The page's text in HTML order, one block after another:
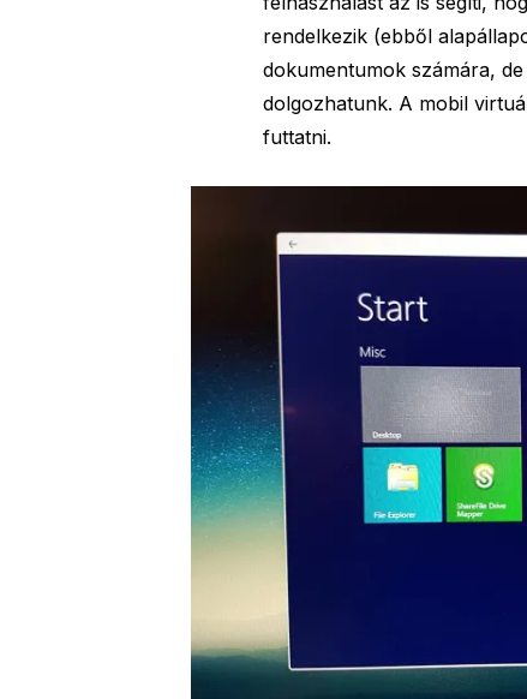
rendelkezik (ebből
dokumentumok számára,
dolgozhatunk. A mobil
futtatni.